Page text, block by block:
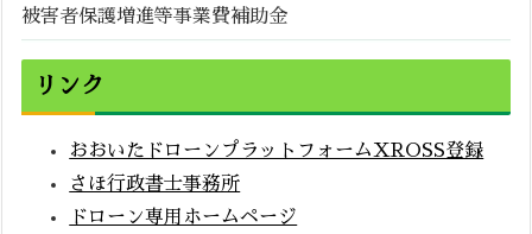
被害者保護増進等事業費補助金
リンク
おおいたドローンプラットフォームXROSS登録
さほ行政書士事務所
ドローン専用ホームページ